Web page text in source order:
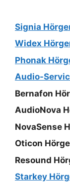
Signia
Widex
Phonak
Audio-
Bernafon
AudioNova
NovaSense
Oticon
Resound
Starkey